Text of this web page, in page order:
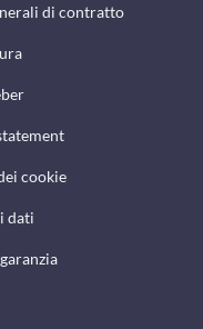
di contratto
cookie
dati